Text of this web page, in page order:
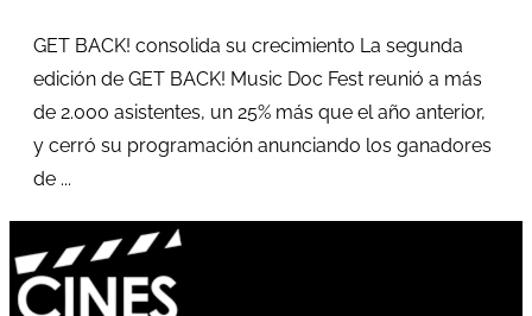
GET BACK! consolida su crecimiento La segunda
edición de GET BACK! Music Doc Fest reunió a más
de 2.000 asistentes, un 25% más que el año anterior,
y cerró su programación anunciando los ganadores
de ...